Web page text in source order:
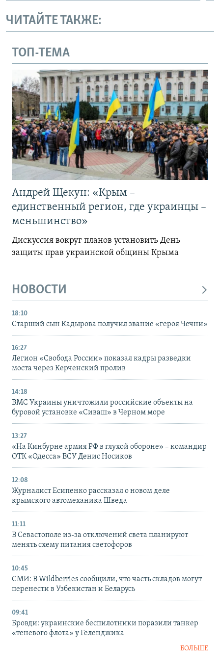
ЧИТАЙТЕ ТАКЖЕ:
ТОП-ТЕМА
Андрей Щекун: «Крым –
единственный регион, где украинцы –
меньшинство»
Дискуссия вокруг планов установить День
защиты прав украинской общины Крыма
НОВОСТИ
18:10
Старший сын Кадырова получил звание «героя Чечни»
16:27
Легион «Свобода России» показал кадры разведки
моста через Керченский пролив
14:18
ВМС Украины уничтожили российские объекты на
буровой установке «Сиваш» в Черном море
13:27
«На Кинбурне армия РФ в глухой обороне» – командир
ОТК «Одесса» ВСУ Денис Носиков
12:08
Журналист Есипенко рассказал о новом деле
крымского автомеханика Шведа
11:11
В Севастополе из-за отключений света планируют
менять схему питания светофоров
10:45
СМИ: В Wildberries сообщили, что часть складов могут
перенести в Узбекистан и Беларусь
09:41
Бровди: украинские беспилотники поразили танкер
«теневого флота» у Геленджика
БОЛЬШЕ